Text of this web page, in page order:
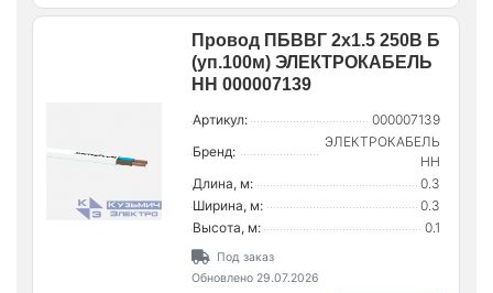
Провод ПБВВГ 2х1.5 250В Б
(уп.100м) ЭЛЕКТРОКАБЕЛЬ
НН 000007139
Артикул:
000007139
Бренд:
ЭЛЕКТРОКАБЕЛЬ
НН
Длина, м:
0.3
Ширина, м:
0.3
Высота, м:
0.1
Под заказ
Обновлено 29.07.2026